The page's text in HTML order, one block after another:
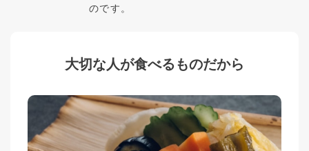
のです。
大切な人が食べるものだから